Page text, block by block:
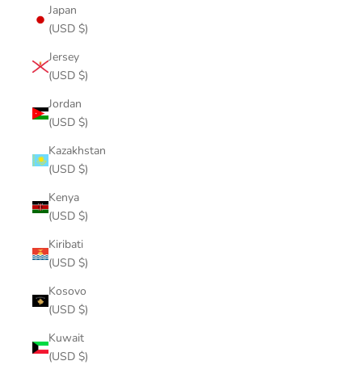
Japan
(USD $)
Jersey
(USD $)
Jordan
(USD $)
Kazakhstan
(USD $)
Kenya
(USD $)
Kiribati
(USD $)
Kosovo
(USD $)
Kuwait
(USD $)